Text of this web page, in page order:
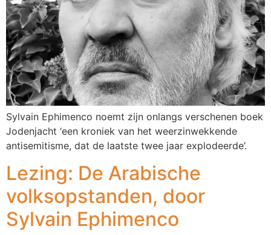
Sylvain Ephimenco noemt zijn onlangs verschenen boek
Jodenjacht ‘een kroniek van het weerzinwekkende
antisemitisme, dat de laatste twee jaar explodeerde’.
Lezing: De Arabische
volksopstanden, door
Sylvain Ephimenco